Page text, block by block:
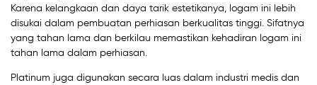
Karena kelangkaan dan daya tarik estetikanya, logam ini lebih
disukai dalam pembuatan perhiasan berkualitas tinggi. Sifatnya
yang tahan lama dan berkilau memastikan kehadiran logam ini
tahan lama dalam perhiasan.
Platinum juga digunakan secara luas dalam industri medis dan